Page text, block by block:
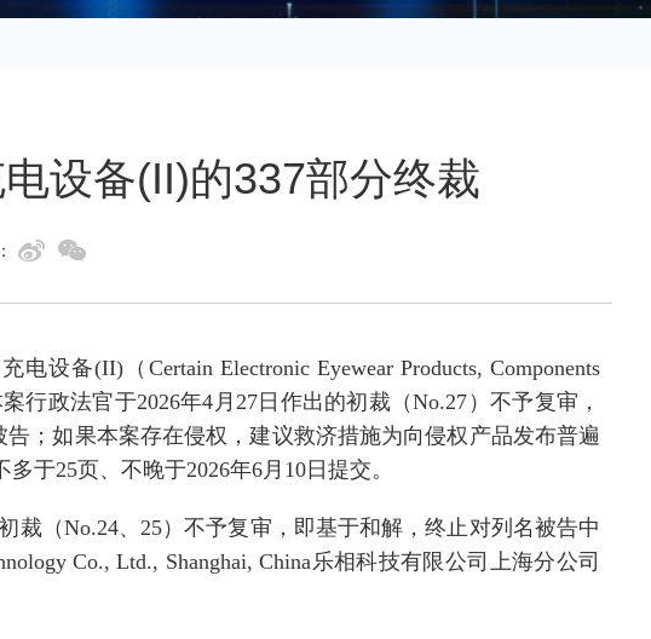
设备(II)的337部分终裁
电设备(II) （ Certain Electronic Eyewear Products, Components
行政法官于2026年4 月 27日作出的初裁（No.27 ） 不予复审 ，
告；如果本案存在侵权，建议救济措施为向侵权产品发布普遍
多于25页、不晚于2026年6 月 10日提交。
裁（No.24、 25）不予复审 ， 即基于和解，终止对列名被告中
Co., Ltd., Shanghai, China 乐相科技有限公司上海分公司